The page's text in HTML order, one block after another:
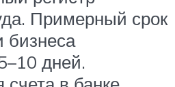
Примерный срок
бизнеса
дней.